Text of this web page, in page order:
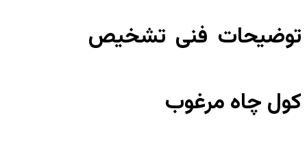
توضیحات فنی تشخیص
کول چاه مرغوب